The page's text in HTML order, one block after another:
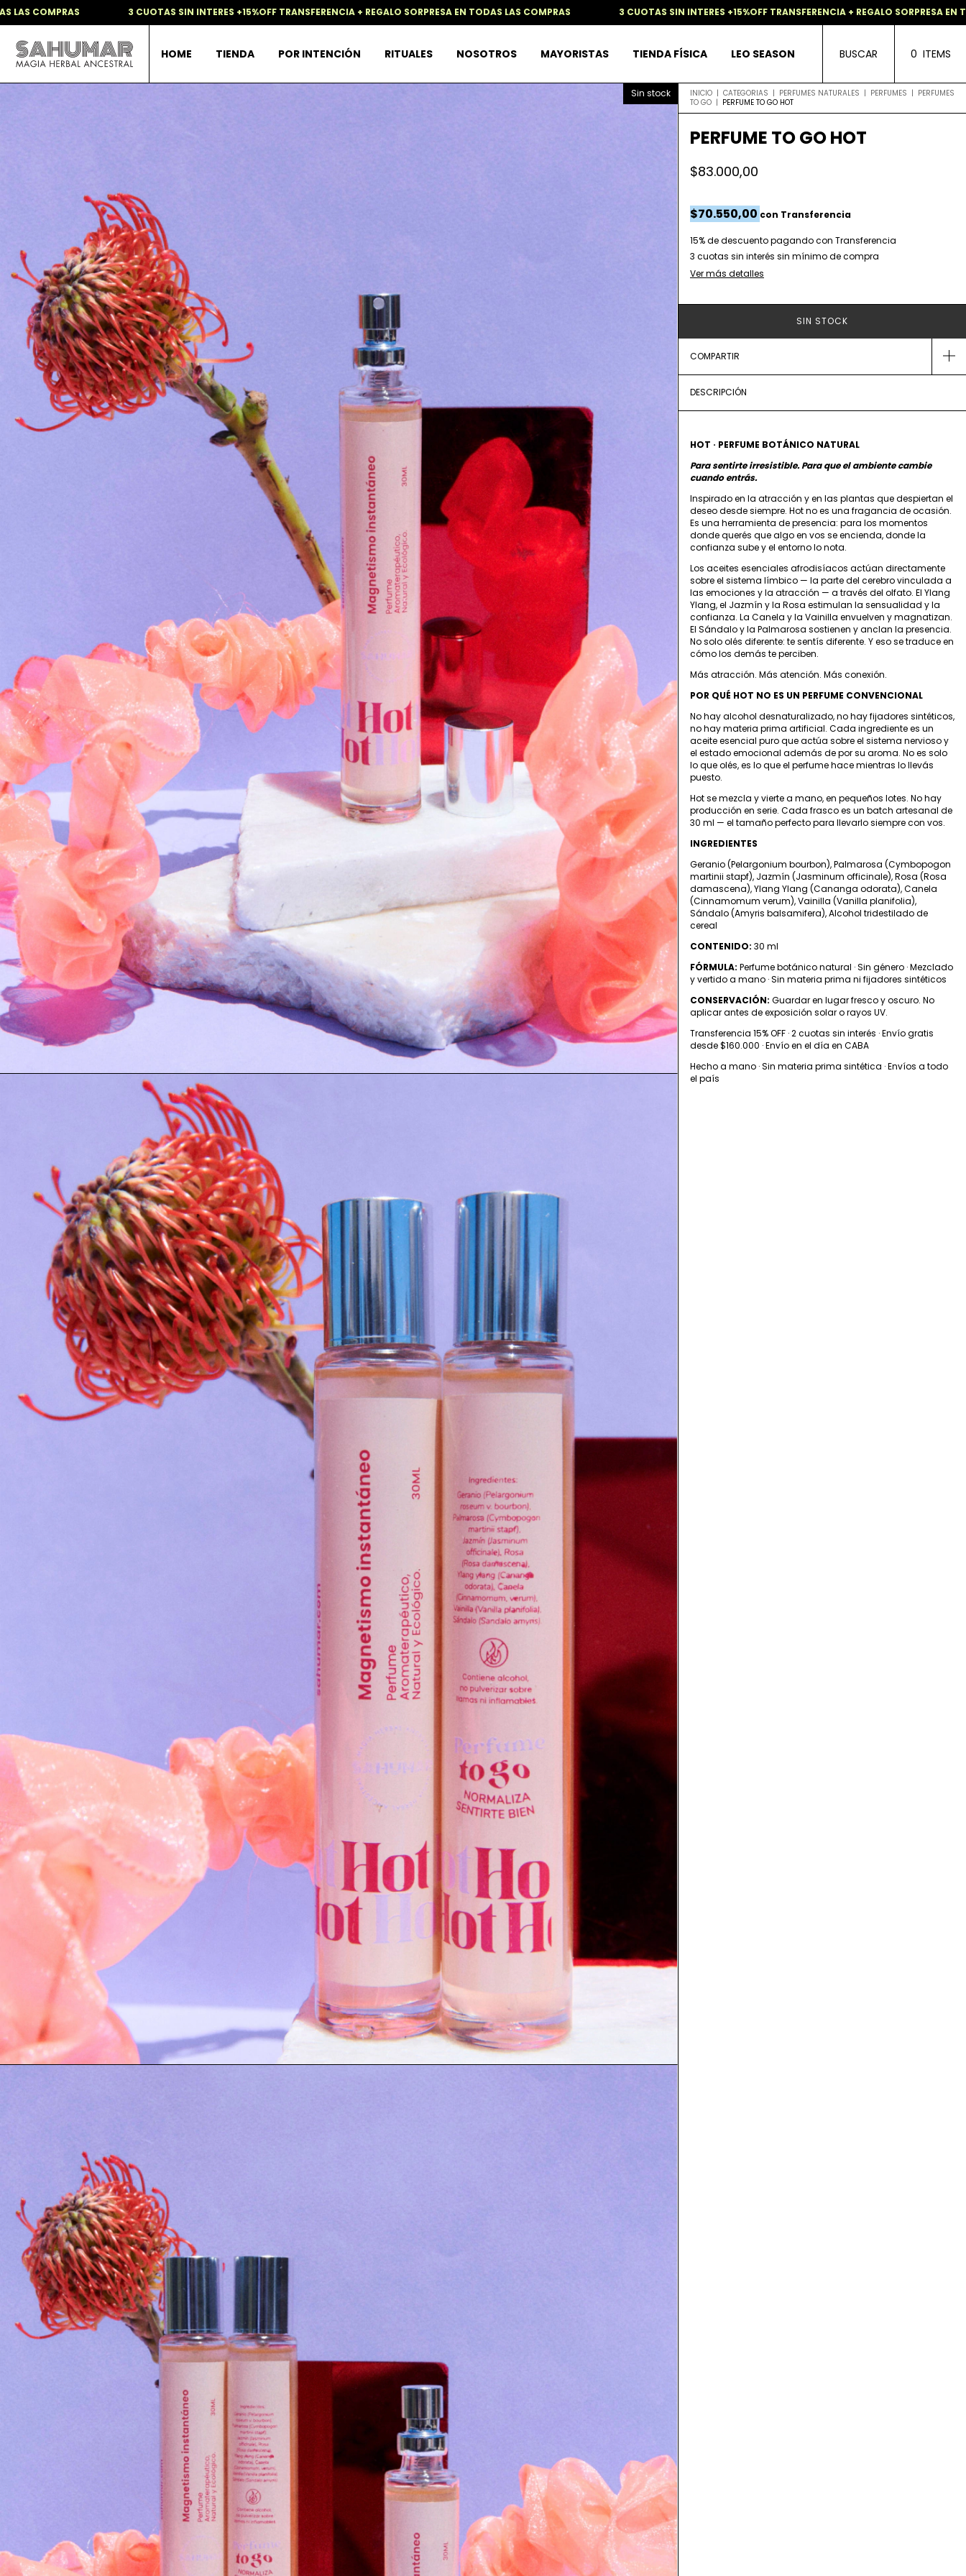
3 CUOTAS SIN INTERES +15%OFF TRANSFERENCIA + REGALO SORPRESA EN TODAS LAS COMPRAS 3 CUOTAS SIN INTERES +15%OFF TRANSFERENCIA + REGALO SORPRESA EN TODAS LAS COMPRAS
HOME TIENDA POR INTENCIÓN RITUALES NOSOTROS MAYORISTAS TIENDA FÍSICA LEO SEASON BUSCAR 0 ITEMS
Sin stock INICIO | CATEGORIAS | PERFUMES NATURALES | PERFUMES | PERFUMES
TO GO | PERFUME TO GO HOT
PERFUME TO GO HOT
$83.000,00
$70.550,00 con Transferencia
15% de descuentopagando con Transferencia
Ver más detalles
COMPARTIR
DESCRIPCIÓN
HOT · PERFUME BOTÁNICO NATURAL
Para sentirte irresistible. Para que el ambiente cambie
cuando entrás.
Inspirado en la atracción y en las plantas que despiertan el
deseo desde siempre. Hot no es una fragancia de ocasión.
Es una herramienta de presencia: para los momentos
donde querés que algo en vos se encienda, donde la
confianza sube y el entorno lo nota.
Los aceites esenciales afrodisíacos actúan directamente
sobre el sistema límbico — la parte del cerebro vinculada a
las emociones y la atracción — a través del olfato. El Ylang
Ylang, el Jazmín y la Rosa estimulan la sensualidad y la
confianza. La Canela y la Vainilla envuelven y magnatizan.
El Sándalo y la Palmarosa sostienen y anclan la presencia.
No solo olés diferente: te sentís diferente. Y eso se traduce en
cómo los demás te perciben.
Más atracción. Más atención. Más conexión.
POR QUÉ HOT NO ES UN PERFUME CONVENCIONAL
No hay alcohol desnaturalizado, no hay fijadores sintéticos,
no hay materia prima artificial. Cada ingrediente es un
aceite esencial puro que actúa sobre el sistema nervioso y
el estado emocional además de por su aroma. No es solo
lo que olés, es lo que el perfume hace mientras lo llevás
puesto.
Hot se mezcla y vierte a mano, en pequeños lotes. No hay
producción en serie. Cada frasco es un batch artesanal de
30 ml — el tamaño perfecto para llevarlo siempre con vos.
INGREDIENTES
Geranio (Pelargonium bourbon), Palmarosa (Cymbopogon
martinii stapf), Jazmín (Jasminum officinale), Rosa (Rosa
damascena), Ylang Ylang (Cananga odorata), Canela
(Cinnamomum verum), Vainilla (Vanilla planifolia),
Sándalo (Amyris balsamifera), Alcohol tridestilado de
cereal
CONTENIDO: 30 ml
FÓRMULA: Perfume botánico natural · Sin género · Mezclado
y vertido a mano · Sin materia prima ni fijadores sintéticos
CONSERVACIÓN: Guardar en lugar fresco y oscuro. No
aplicar antes de exposición solar o rayos UV.
Transferencia 15% OFF · 2 cuotas sin interés · Envío gratis
desde $160.000 · Envío en el día en CABA
Hecho a mano · Sin materia prima sintética · Envíos a todo
el país